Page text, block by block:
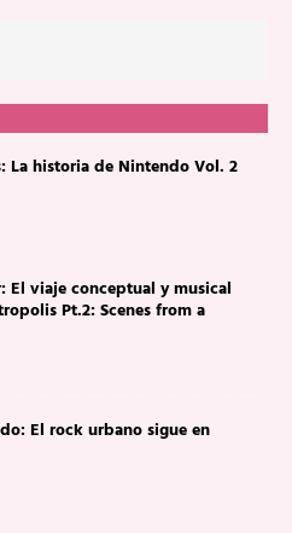
La historia de Nintendo Vol. 2
El viaje conceptual y musical
Pt.2: Scenes from a
El rock urbano sigue en